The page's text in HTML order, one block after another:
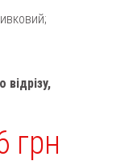
відрізу,
грн